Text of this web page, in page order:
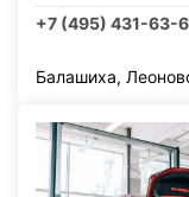
+7 (495) 431-63-
Балашиха,